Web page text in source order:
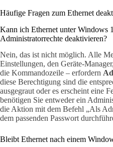
Häufige Fragen zum Ethernet
Kann ich Ethernet unter Windows
Administratorrechte deaktivieren?
Nein, das ist nicht möglich. Alle
Einstellungen, den Geräte-
die Kommandozeile – erfordern
diese Berechtigung sind die
ausgegraut oder es erscheint eine
benötigen Sie entweder ein
die Aktion mit dem Befehl „Als
dem passenden Passwort
Bleibt Ethernet nach einem